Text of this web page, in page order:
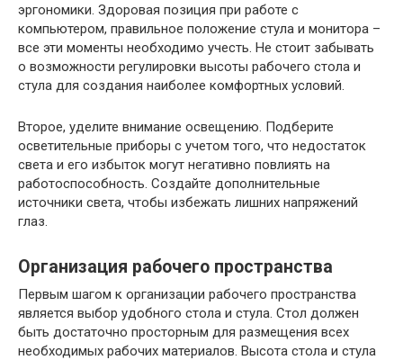
эргономики. Здоровая позиция при работе с
компьютером, правильное положение стула и монитора –
все эти моменты необходимо учесть. Не стоит забывать
о возможности регулировки высоты рабочего стола и
стула для создания наиболее комфортных условий.
Второе, уделите внимание освещению. Подберите
осветительные приборы с учетом того, что недостаток
света и его избыток могут негативно повлиять на
работоспособность. Создайте дополнительные
источники света, чтобы избежать лишних напряжений
глаз.
Организация рабочего пространства
Первым шагом к организации рабочего пространства
является выбор удобного стола и стула. Стол должен
быть достаточно просторным для размещения всех
необходимых рабочих материалов. Высота стола и стула